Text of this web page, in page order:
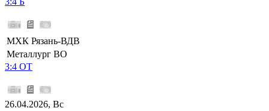
МХК Рязань-ВДВ
Металлург ВО
3:4 ОТ
26.04.2026, Вс